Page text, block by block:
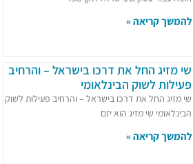
להמשך קריאה »
שי מזיג החל את דרכו בישראל – והרחיב
פעילות לשוק הבינלאומי
שי מזיג החל את דרכו בישראל – והרחיב פעילות לשוק
הבינלאומי שי מזיג הוא יזם
להמשך קריאה »